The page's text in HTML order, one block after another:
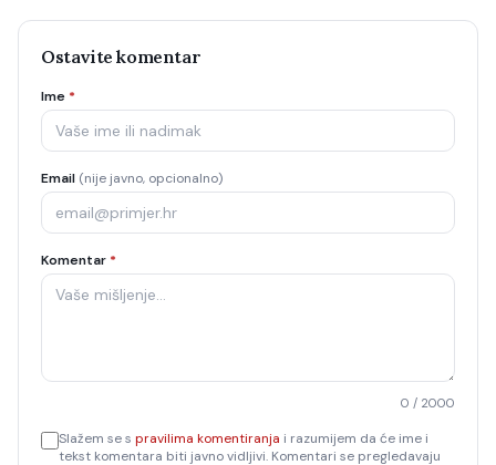
Ostavite komentar
Ime *
Email (nije javno, opcionalno)
Komentar *
0 / 2000
Slažem se s pravilima komentiranja i razumijem da će ime i
tekst komentara biti javno vidljivi. Komentari se pregledavaju